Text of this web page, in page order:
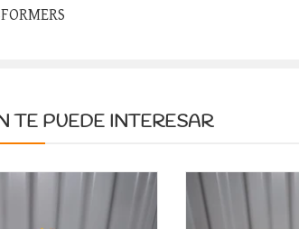
TE PUEDE INTERESAR